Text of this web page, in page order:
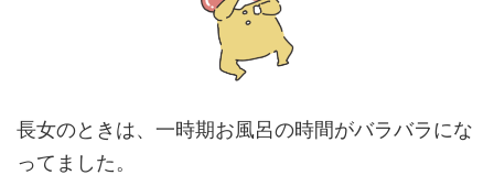
長女のときは、一時期お風呂の時間がバラバラにな
ってました。